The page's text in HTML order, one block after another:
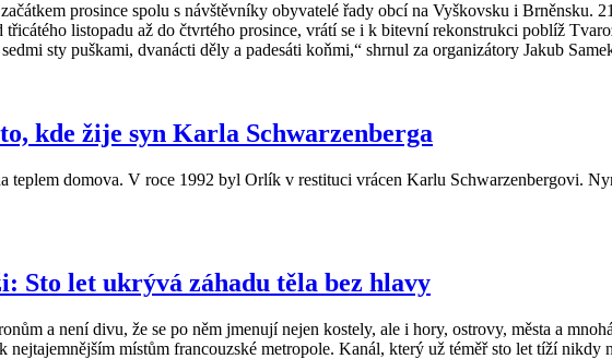
prosince spolu s návštěvníky obyvatelé řady obcí na Vyškovsku i Brněnsku.
listopadu až do čtvrtého prosince, vrátí se i k bitevní rekonstrukci poblíž
sty puškami, dvanácti děly a padesáti koňmi,“ shrnul za organizátory Jakub
kde žije syn Karla Schwarzenberga
teplem domova. V roce 1992 byl Orlík v restituci vrácen Karlu Schwarzenbergovi.
Sto let ukrývá záhadu těla bez hlavy
a není divu, že se po něm jmenují nejen kostely, ale i hory, ostrovy, města a
místům francouzské metropole. Kanál, který už téměř sto let tíží nikdy